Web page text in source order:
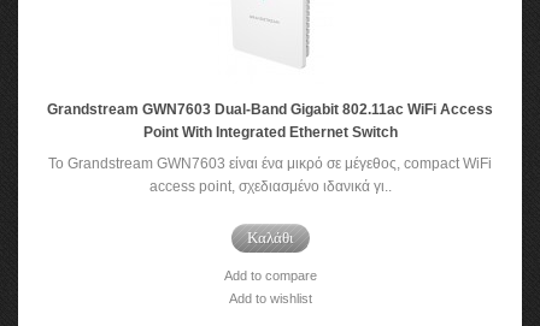
Grandstream GWN7603 Dual-Band Gigabit 802.11ac WiFi Access
Point With Integrated Ethernet Switch
To Grandstream GWN7603 είναι ένα μικρό σε μέγεθος, compact WiFi
access point, σχεδιασμένο ιδανικά γι..
Καλάθι
Add to compare
Add to wishlist